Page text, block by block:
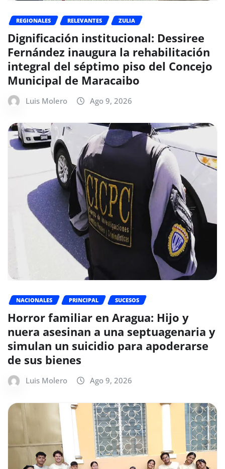
REGIONALES RELEVANTES ZULIA
Dignificación institucional: Dessiree
Fernández inaugura la rehabilitación
integral del séptimo piso del Concejo
Municipal de Maracaibo
Luis Molero Ago 9, 2026
NACIONALES PRINCIPAL SUCESOS
Horror familiar en Aragua: Hijo y
nuera asesinan a una septuagenaria y
simulan un suicidio para apoderarse
de sus bienes
Luis Molero Ago 9, 2026